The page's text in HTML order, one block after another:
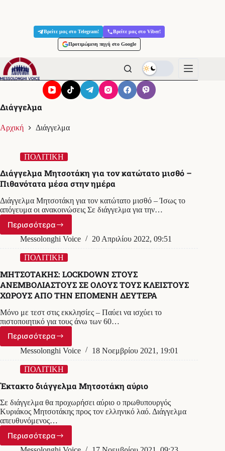
Βρείτε μας στο Telegram! Βρείτε μας στο Viber!
Προτιμώμενη πηγή στο Google
Διάγγελμα
Αρχική Διάγγελμα
ΠΟΛΙΤΙΚΗ
Διάγγελμα Μητσοτάκη για τον κατώτατο μισθό –
Πιθανότατα μέσα στην ημέρα
Διάγγελμα Μητσοτάκη για τον κατώτατο μισθό – Ίσως το
απόγευμα οι ανακοινώσεις Σε διάγγελμα για την…
Περισσότερα
Διάγγελμα
Μητσοτάκη
τον
μισθό
–
Πιθανότατα
στην
ημέρα
Messolonghi Voice 20 Απριλίου 2022, 09:51
ΠΟΛΙΤΙΚΗ
ΜΗΤΣΟΤΑΚΗΣ: LOCKDOWN ΣΤΟΥΣ
ΑΝΕΜΒΟΛΙΑΣΤΟΥΣ ΣΕ ΟΛΟΥΣ ΤΟΥΣ ΚΛΕΙΣΤΟΥΣ
ΧΩΡΟΥΣ ΑΠΟ ΤΗΝ ΕΠΟΜΕΝΗ ΔΕΥΤΕΡΑ
Μόνο με τεστ στις εκκλησίες – Παύει να ισχύει το
πιστοποιητικό για τους άνω των 60…
ΠερισσότεραΜΗΤΣΟΤΑΚΗΣ:
LOCKDOWN
ΑΝΕΜΒΟΛΙΑΣΤΟΥΣ
ΟΛΟΥΣ
ΤΟΥΣ
ΚΛΕΙΣΤΟΥΣ
ΧΩΡΟΥΣ
ΑΠΟ
ΤΗΝ
ΕΠΟΜΕΝΗ
Messolonghi Voice 18 Νοεμβρίου 2021, 19:01
ΠΟΛΙΤΙΚΗ
Έκτακτο διάγγελμα Μητσοτάκη αύριο
Σε διάγγελμα θα προχωρήσει αύριο ο πρωθυπουργός
Κυριάκος Μητσοτάκης προς τον ελληνικό λαό. Διάγγελμα
απευθυνόμενος…
Περισσότερα
Έκτακτο